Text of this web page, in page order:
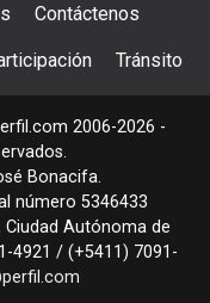
Contáctenos
Tránsito
2006-2026 -
Bonacifa.
número 5346433
Ciudad Autónoma de
4921 / (+5411) 7091-